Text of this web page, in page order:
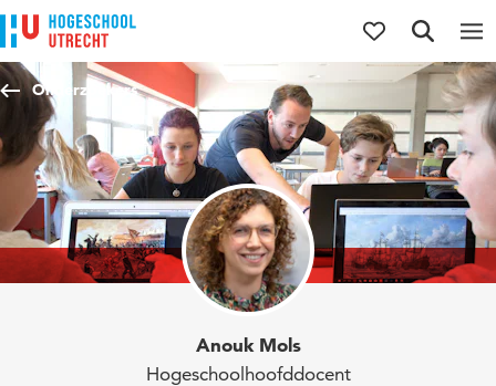
Direct naar de inhoud
Direct naar de hoofdnavigatie
Direct naar de zoekfunctie
Onderzoekers
Anouk Mols
Hogeschoolhoofddocent